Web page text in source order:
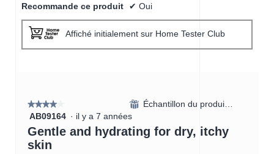
Recommande ce produit ✔ Oui
Affiché initialement sur Home Tester Club
⊞
★★★★★
★★★★★
4
étoile(s)
sur
5.
AB09164 · il y a 7 années
Gentle and hydrating for dry, itchy
skin